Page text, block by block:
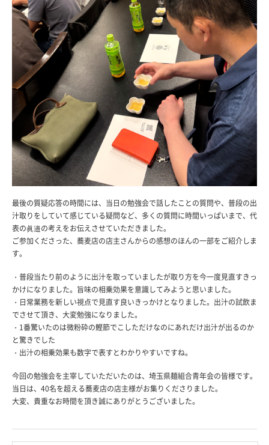
最後の質疑応答の時間には、当日の勉強会で話したことの質問や、普段の出
汁取りをしていて感じている疑問など、多くの質問に時間いっぱいまで、代
表の眞邉の考えをお伝えさせていただきました。
ご参加くださった、蕎麦店の店主さんからの感想のほんの一部をご紹介しま
す。
・普段当たり前のように出汁を取っていましたが取り方を今一度見直すきっ
かけになりました。旨味の相乗効果を意識してみようと思いました。
・日常業務を新しい視点で見直す良いきっかけとなりました。出汁の試飲ま
でさせて頂き、大変勉強になりました。
・1番驚いたのは微粉砕の鰹節でこしただけなのにあれだけ出汁が出るのか
と驚きでした
・出汁の相乗効果も数字で表すとわかりやすいですね。
今回の勉強会を主宰していただいたのは、埼玉県麺組合青年会の皆様です。
当日は、40名を超える蕎麦店の店主様がお集りくださりました。
大変、貴重なお時間を頂き誠にありがとうございました。